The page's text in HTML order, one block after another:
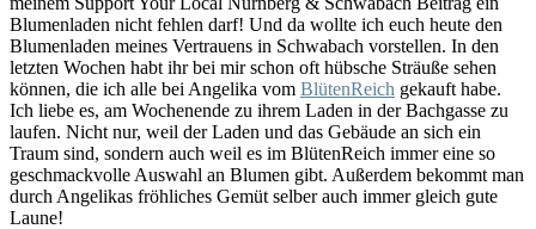
Blumenladen nicht fehlen darf! Und da wollte ich euch heute den
Blumenladen meines Vertrauens in Schwabach vorstellen. In den
letzten Wochen habt ihr bei mir schon oft hübsche Sträuße sehen
können, die ich alle bei Angelika vom BlütenReich gekauft habe.
Ich liebe es, am Wochenende zu ihrem Laden in der Bachgasse zu
laufen. Nicht nur, weil der Laden und das Gebäude an sich ein
Traum sind, sondern auch weil es im BlütenReich immer eine so
geschmackvolle Auswahl an Blumen gibt. Außerdem bekommt man
durch Angelikas fröhliches Gemüt selber auch immer gleich gute
Laune!